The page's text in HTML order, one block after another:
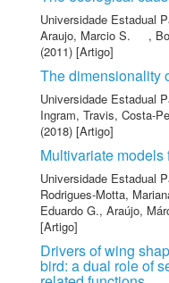
Universidade Estadual
Araujo, Marcio S.
,
(2011) [Artigo]
The dimensionality
Universidade Estadual
Ingram, Travis, Costa-
(2018) [Artigo]
Multivariate
Universidade Estadual
Rodrigues-Motta,
Eduardo G., Araújo,
[Artigo]
Drivers of wing
bird: a dual role of